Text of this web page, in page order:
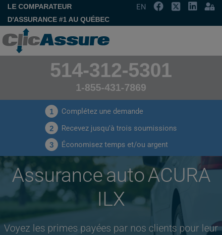
LE COMPARATEUR
D'ASSURANCE #1 AU QUÉBEC
EN
514-312-5301
1-855-431-7869
1 Complétez une demande
2 Recevez jusqu'à trois soumissions
3 Économisez temps et/ou argent
Assurance auto ACURA
ILX
Voyez les primes payées par nos clients pour leur